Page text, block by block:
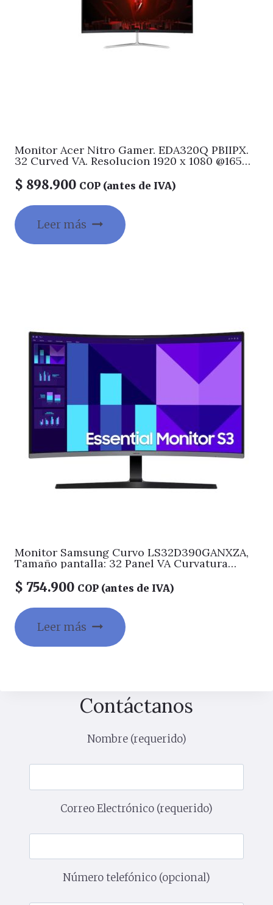
Monitor Acer Nitro Gamer. EDA320Q PBIIPX.
32 Curved VA. Resolucion 1920 x 1080 @165Hz.
Viewing Angles ‘178°(H),178°(V)
$ 898.900 COP (antes de IVA)
Leer más
Monitor Samsung Curvo LS32D390GANXZA,
Tamaño pantalla: 32 Panel VA Curvatura
3000:1(Typ), Resolución: 1920×1080 Vesa
75*75, Tiempo de Respuesta: 4 ms Tasa de
refresco 100 HZ, Conectividad: HDMI- VGA-
Samsung, MagicBright Eco Saving Plus,
$ 754.900 COP (antes de IVA)
Leer más
Contáctanos
Nombre (requerido)
Correo Electrónico (requerido)
Número telefónico (opcional)